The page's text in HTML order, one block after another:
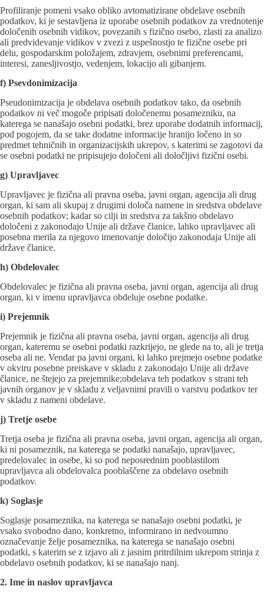
Profiliranje pomeni vsako obliko avtomatizirane obdelave osebnih
podatkov, ki je sestavljena iz uporabe osebnih podatkov za vrednotenje
določenih osebnih vidikov, povezanih s fizično osebo, zlasti za analizo
ali predvidevanje vidikov v zvezi z uspešnostjo te fizične osebe pri
delu, gospodarskim položajem, zdravjem, osebnimi preferencami,
interesi, zanesljivostjo, vedenjem, lokacijo ali gibanjem.
f) Psevdonimizacija
Pseudonimizacija je obdelava osebnih podatkov tako, da osebnih
podatkov ni več mogoče pripisati določenemu posamezniku, na
katerega se nanašajo osebni podatki, brez uporabe dodatnih informacij,
pod pogojem, da se take dodatne informacije hranijo ločeno in so
predmet tehničnih in organizacijskih ukrepov, s katerimi se zagotovi da
se osebni podatki ne pripisujejo določeni ali določljivi fizični osebi.
g) Upravljavec
Upravljavec je fizična ali pravna oseba, javni organ, agencija ali drug
organ, ki sam ali skupaj z drugimi določa namene in sredstva obdelave
osebnih podatkov; kadar so cilji in sredstva za takšno obdelavo
določeni z zakonodajo Unije ali države članice, lahko upravljavec ali
posebna merila za njegovo imenovanje določijo zakonodaja Unije ali
države članice.
h) Obdelovalec
Obdelovalec je fizična ali pravna oseba, javni organ, agencija ali drug
organ, ki v imenu upravljavca obdeluje osebne podatke.
i) Prejemnik
Prejemnik je fizična ali pravna oseba, javni organ, agencija ali drug
organ, kateremu se osebni podatki razkrijejo, ne glede na to, ali je tretja
oseba ali ne. Vendar pa javni organi, ki lahko prejmejo osebne podatke
v okviru posebne preiskave v skladu z zakonodajo Unije ali države
članice, ne štejejo za prejemnike;obdelava teh podatkov s strani teh
javnih organov je v skladu z veljavnimi pravili o varstvu podatkov ter
v skladu z nameni obdelave.
j) Tretje osebe
Tretja oseba je fizična ali pravna oseba, javni organ, agencija ali organ,
ki ni posameznik, na katerega se podatki nanašajo, upravljavec,
predelovalec in osebe, ki so pod neposrednim pooblastilom
upravljavca ali obdelovalca pooblaščene za obdelavo osebnih
podatkov.
k) Soglasje
Soglasje posameznika, na katerega se nanašajo osebni podatki, je
vsako svobodno dano, konkretno, informirano in nedvoumno
označevanje želje posameznika, na katerega se nanašajo osebni
podatki, s katerim se z izjavo ali z jasnim pritrdilnim ukrepom strinja z
obdelavo osebnih podatkov, ki se nanašajo nanj.
2. Ime in naslov upravljavca